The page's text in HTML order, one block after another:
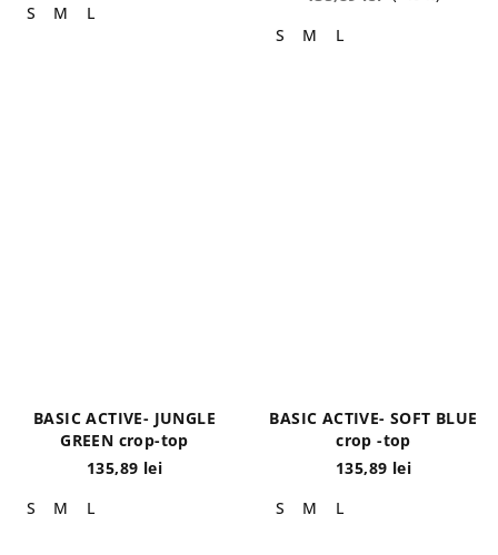
S
M L
S M L
BASIC ACTIVE- JUNGLE
GREEN crop-top
135,89 lei
S
M L
BASIC ACTIVE- SOFT BLUE
crop -top
135,89 lei
S
M L